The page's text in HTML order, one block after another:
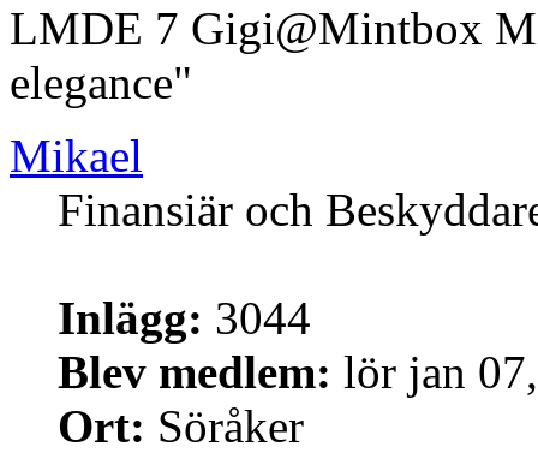
LMDE 7 Gigi@Mintbox
elegance"
Mikael
Finansiär och
Inlägg: 3044
Blev medlem: lör jan
Ort: Söråker